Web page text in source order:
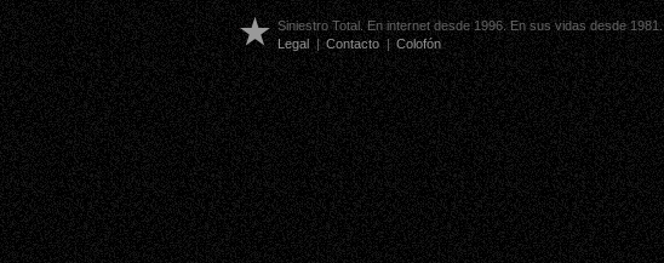
Siniestro Total. En internet desde 1996. En sus vidas desde 1981.
Legal | Contacto | Colofón